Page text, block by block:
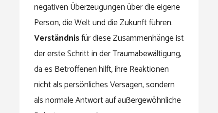
negativen Überzeugungen über die eigene
Person, die Welt und die Zukunft führen.
Verständnisfür diese Zusammenhänge ist
der erste Schritt in der Traumabewältigung,
da es Betroffenen hilft, ihre Reaktionen
nicht als persönliches Versagen, sondern
als normale Antwort auf außergewöhnliche